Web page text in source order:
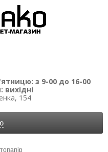
з 9-00 до 16-00
вихідні
154